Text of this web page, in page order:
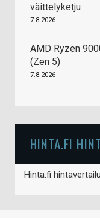
väittelyketju
7.8.2026
AMD Ryzen
(Zen 5)
7.8.2026
HINTA.FI
Hinta.fi hintavertailu